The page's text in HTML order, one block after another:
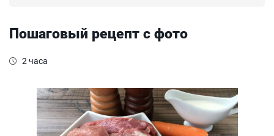
Пошаговый рецепт с фото
2 часа